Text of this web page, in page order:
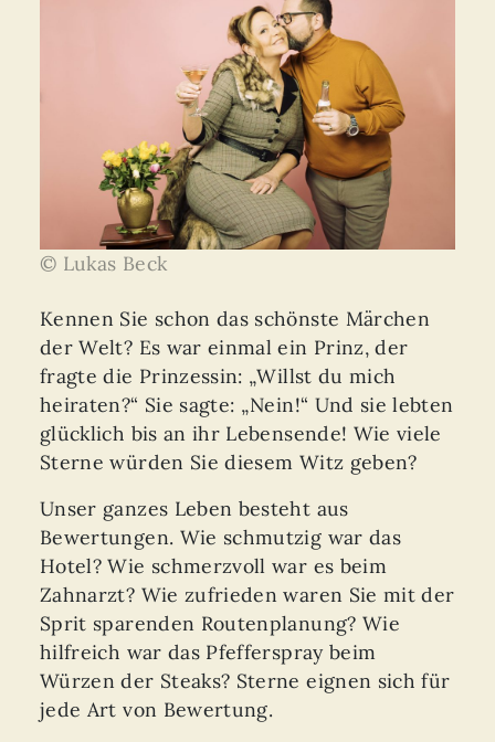
© Lukas Beck
Kennen Sie schon das schönste Märchen
der Welt? Es war einmal ein Prinz, der
fragte die Prinzessin: „Willst du mich
heiraten?“ Sie sagte: „Nein!“ Und sie lebten
glücklich bis an ihr Lebensende! Wie viele
Sterne würden Sie diesem Witz geben?
Unser ganzes Leben besteht aus
Bewertungen. Wie schmutzig war das
Hotel? Wie schmerzvoll war es beim
Zahnarzt? Wie zufrieden waren Sie mit der
Sprit sparenden Routenplanung? Wie
hilfreich war das Pfefferspray beim
Würzen der Steaks? Sterne eignen sich für
jede Art von Bewertung.